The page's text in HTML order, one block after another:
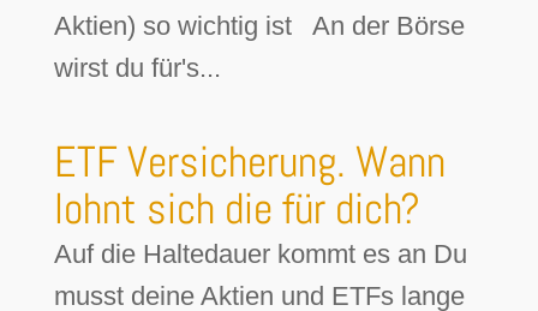
Aktien) so wichtig ist An der Börse
wirst du für's...
ETF Versicherung. Wann
lohnt sich die für dich?
Auf die Haltedauer kommt es an Du
musst deine Aktien und ETFs lange